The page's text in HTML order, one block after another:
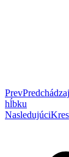
Prev
hĺbku
Nasledujúci